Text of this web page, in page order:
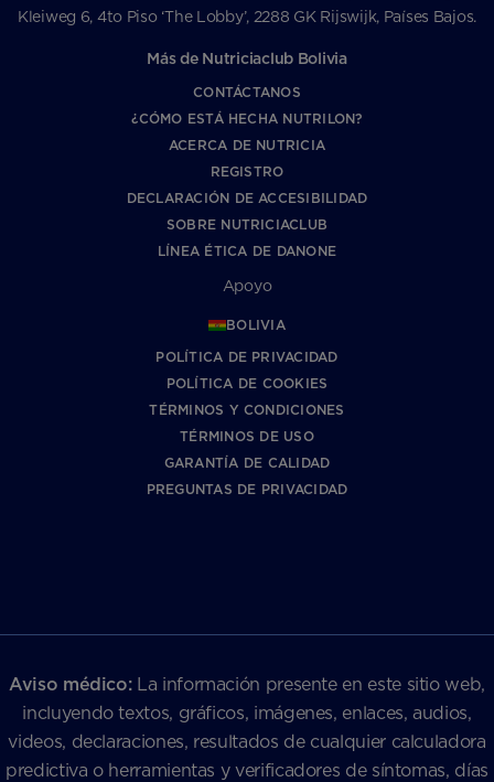
Kleiweg 6, 4to Piso ‘The Lobby’, 2288 GK Rijswijk, Países Bajos.
Más de Nutriciaclub Bolivia
CONTÁCTANOS
¿CÓMO ESTÁ HECHA NUTRILON?
ACERCA DE NUTRICIA
REGISTRO
DECLARACIÓN DE ACCESIBILIDAD
SOBRE NUTRICIACLUB
LÍNEA ÉTICA DE DANONE
Apoyo
BOLIVIA
POLÍTICA DE PRIVACIDAD
POLÍTICA DE COOKIES
TÉRMINOS Y CONDICIONES
TÉRMINOS DE USO
GARANTÍA DE CALIDAD
PREGUNTAS DE PRIVACIDAD
Aviso médico:La información presente en este sitio web,
incluyendo textos, gráficos, imágenes, enlaces, audios,
videos, declaraciones, resultados de cualquier calculadora
predictiva o herramientas y verificadores de síntomas, días